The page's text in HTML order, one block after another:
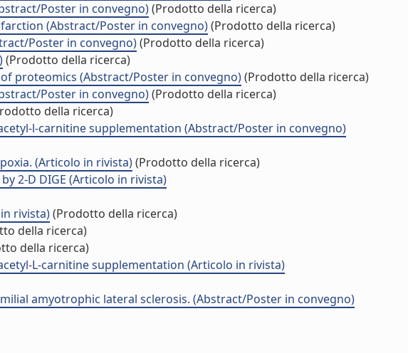
Poster in convegno)(Prodotto della ricerca)
(Abstract/Poster in convegno)(Prodotto della ricerca)
Poster in convegno)(Prodotto della ricerca)
(Prodotto della ricerca)
proteomics (Abstract/Poster in convegno)(Prodotto della ricerca)
Poster in convegno)(Prodotto della ricerca)
della ricerca)
l-carnitine supplementation (Abstract/Poster in convegno)
(Articolo in rivista)(Prodotto della ricerca)
2-D DIGE (Articolo in rivista)
rivista)(Prodotto della ricerca)
della ricerca)
della ricerca)
L-carnitine supplementation (Articolo in rivista)
amyotrophic lateral sclerosis. (Abstract/Poster in convegno)